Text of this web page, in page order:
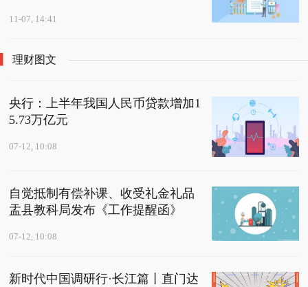
11-07, 14:41
理财图文
央行：上半年我国人民币贷款增加1
5.73万亿元
07-12, 10:08
自觉抵制有偿补课、收受礼金礼品
盂县教科局发布《工作提醒函》
07-12, 10:08
新时代中国调研行·长江篇丨直门达